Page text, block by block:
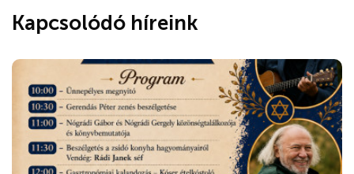
Kapcsolódó híreink